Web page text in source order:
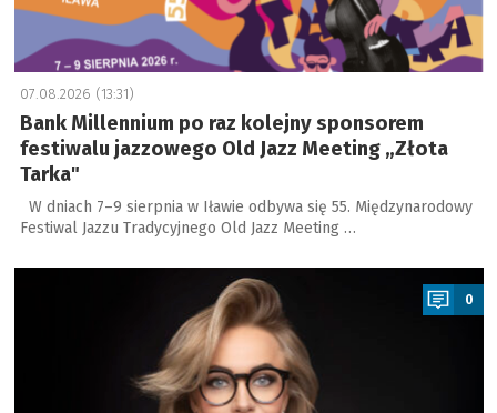
07.08.2026 (13:31)
Bank Millennium po raz kolejny sponsorem
festiwalu jazzowego Old Jazz Meeting „Złota
Tarka"
W dniach 7–9 sierpnia w Iławie odbywa się 55. Międzynarodowy
Festiwal Jazzu Tradycyjnego Old Jazz Meeting …
a
0